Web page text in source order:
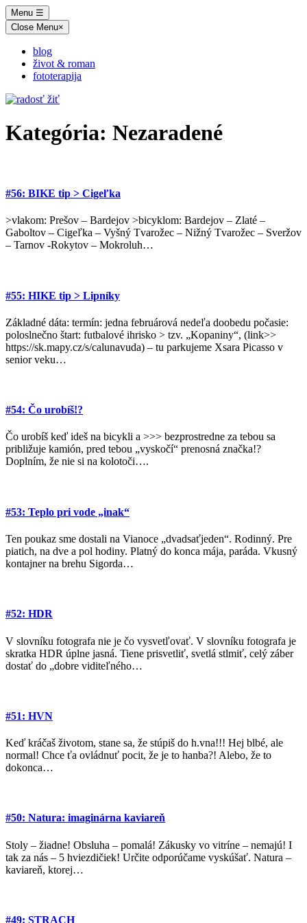
Skip
to
content
Menu ☰
Close Menu×
blog
život & roman
fototerapija
Kategória: Nezaradené
#56: BIKE tip > Cigeľka
>vlakom: Prešov – Bardejov >bicyklom: Bardejov – Zlaté –
Gaboltov – Cigeľka – Vyšný Tvarožec – Nižný Tvarožec – Sveržov
– Tarnov -Rokytov – Mokroluh…
#55: HIKE tip > Lipníky
Základné dáta: termín: jedna februárová nedeľa doobedu počasie:
poloslnečno štart: futbalové ihrisko > tzv. „Kopaniny“, (link>>
https://sk.mapy.cz/s/calunavuda) – tu parkujeme Xsara Picasso v
senior veku…
#54: Čo urobíš!?
Čo urobíš keď ideš na bicykli a >>> bezprostredne za tebou sa
približuje kamión, pred tebou „vyskočí“ prenosná značka!?
Doplním, že nie si na kolotoči….
#53: Teplo pri vode „inak“
Ten poukaz sme dostali na Vianoce „dvadsaťjeden“. Rodinný. Pre
piatich, na dve a pol hodiny. Platný do konca mája, paráda. Vkusný
kontajner na brehu Sigorda…
#52: HDR
V slovníku fotografa nie je čo vysvetľovať. V slovníku fotografa je
skratka HDR úplne jasná. Tiene prisvetliť, svetlá stlmiť, celý záber
dostať do „dobre viditeľného…
#51: HVN
Keď kráčaš životom, stane sa, že stúpiš do h.vna!!! Hej blbé, ale
normal! Chce ťa ovládnuť pocit, že je to hanba?! Alebo, že to
dokonca…
#50: Natura: imaginárna kaviareň
Stoly – žiadne! Obsluha – pomalá! Zákusky vo vitríne – nemajú! I
tak za nás – 5 hviezdičiek! Určite odporúčame vyskúšať. Natura –
kaviareň, ktorej…
#49: STRACH